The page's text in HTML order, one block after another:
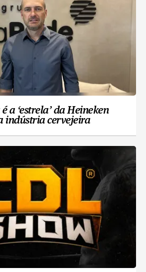
a ‘estrela’ da Heineken
indústria cervejeira